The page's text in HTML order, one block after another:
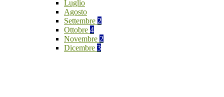
Luglio
Agosto
Settembre 2
Ottobre 4
Novembre 2
Dicembre 3